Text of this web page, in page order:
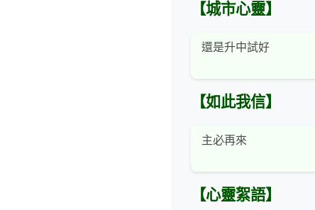
【城市心靈】
還是升中試好
【如此我信】
主必再來
【心靈絮語】